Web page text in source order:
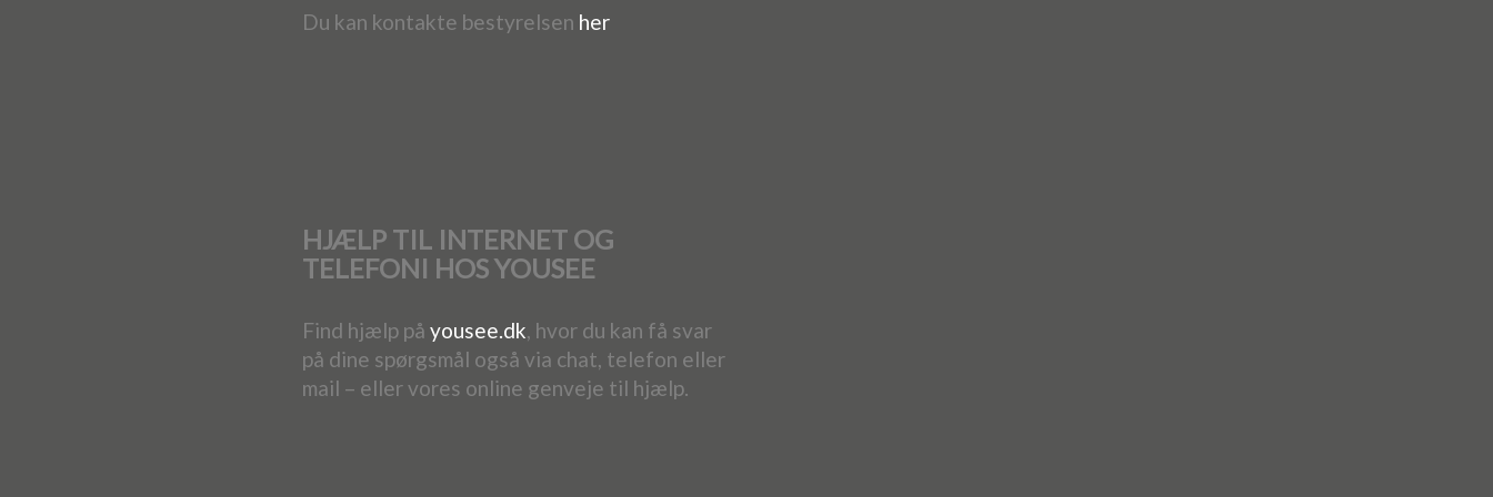
Du kan kontakte bestyrelsen her
HJÆLP TIL INTERNET OG
TELEFONI HOS YOUSEE
Find hjælp påyousee.dk, hvor du kan få svar
på dine spørgsmål også via chat, telefon eller
mail – eller vores online genveje til hjælp.